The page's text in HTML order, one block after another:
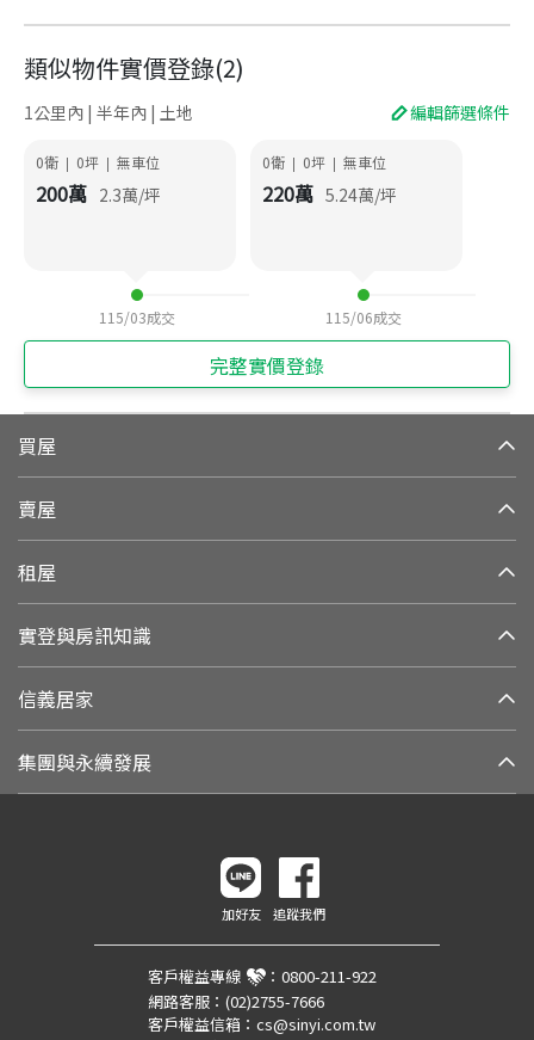
類似物件實價登錄(2)
1公里內 | 半年內 | 土地 編輯篩選條件
0衛 | 0坪 | 無車位
200萬 2.3萬/坪
115/03成交
0衛 | 0坪 | 無車位
220萬 5.24萬/坪
115/06成交
完整實價登錄
買屋
賣屋
租屋
實登與房訊知識
信義居家
集團與永續發展
加好友 追蹤我們
客戶權益專線 ： 0800-211-922
網路客服： (02)2755-7666
客戶權益信箱： cs@sinyi.com.tw